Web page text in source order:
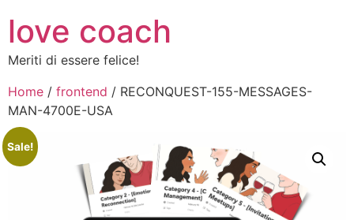
love coach
Meriti di essere felice!
Home / frontend / RECONQUEST-155-MESSAGES-
MAN-4700E-USA
Sale!